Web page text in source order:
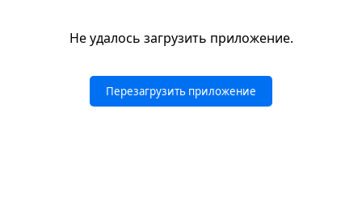
Не удалось загрузить приложение.
Перезагрузить приложение